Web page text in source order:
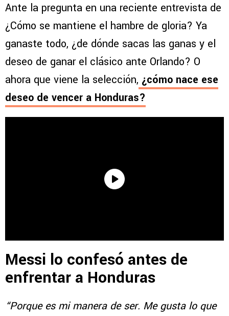
Ante la pregunta en una reciente entrevista de
¿Cómo se mantiene el hambre de gloria? Ya
ganaste todo, ¿de dónde sacas las ganas y el
deseo de ganar el clásico ante Orlando? O
ahora que viene la selección, ¿cómo nace ese
deseo de vencer a Honduras?
Messi lo confesó antes de
enfrentar a Honduras
“Porque es mi manera de ser. Me gusta lo que